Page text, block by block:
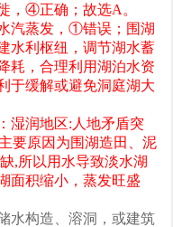
，④正确；故选A。
汽蒸发，①错误；围湖
水利枢纽，调节湖水蓄
耗，合理利用湖泊水资
于缓解或避免洞庭湖大
润地区:人地矛盾突
要原因为围湖造田、泥
,所以用水导致淡水湖
面积缩小，蒸发旺盛
构造、溶洞，或建筑